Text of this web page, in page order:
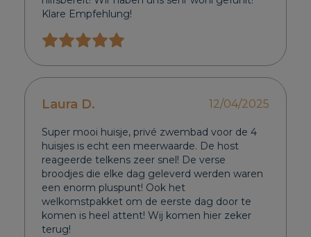
Klare Empfehlung!
Laura D. 12/04/2025
Super mooi huisje, privé zwembad voor de 4
huisjes is echt een meerwaarde. De host
reageerde telkens zeer snel! De verse
broodjes die elke dag geleverd werden waren
een enorm pluspunt! Ook het
welkomstpakket om de eerste dag door te
komen is heel attent! Wij komen hier zeker
terug!